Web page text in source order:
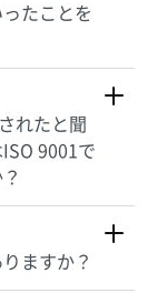
たことを
れたと聞
9001で
ますか？